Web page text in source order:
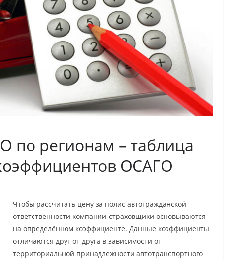
по регионам – таблица
ОСАГО
Чтобы рассчитать цену за полис автогражданской
ответственности компании-страховщики основываются
на определённом коэффициенте. Данные коэффициенты
отличаются друг от друга в зависимости от
территориальной принадлежности автотранспортного